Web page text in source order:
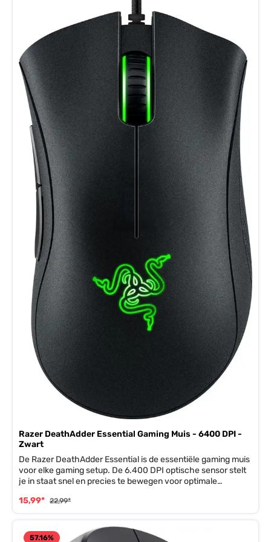
MuisvormNormaal Speciaal voor gamenNee Rechts- of
linkshandigRechtshandig en linkshandig Ergonomisch
ontworpenNee Verbinding VoedingstypeBatterij
Kabellengte0 m Draadloos bereik8 m Stroomvoorziening
Inclusief batterijenJa Aantal benodigde accu's/batterijen2
Accu/batterij codeAAA OplaadbaarNee Knoppen en
scrollwiel ScrollwielJa Horizontaal scrollenNee Aantal
knoppen2 Instelbare knoppenNee GewichtjesNee Sensor
dpi1200 Instelbare dpiNee Verlichting Type
verlichtingZonder verlichting Systeemvereisten Geschikt
voor besturingssysteemWindows SysteemeisenWindows 7,
8, 10, Mac OS 10.3 or later en Chrome OS. Garantie Reparatie
type Carry-in Overige kenmerken Aanbevolen voor
genreGeen gamemuis Aansturing muisOptisch Adres
verantwoordelijke marktdeelnemer in de EUKrijgsman 75,
1186 DR Amstelveen Bediening muisKnoppen Bluetooth Nee
CE markeringZichtbaar DraadloosJa DuimsteunNee E-
mailadres verantwoordelijke marktdeelnemer in de
EUnlstore.postsales@hp.com Fabrieksgarantie termijn 1 jaar
Game platformPC Indicator batterijniveauNee Instelbare
verlichtingNee Naam verantwoordelijke marktdeelnemer in
de EUHP Product breedte10.10 cm Product gewicht0.14 g
Product hoogte0.25 cm Product lengte0.60 cm Stille
muisNee Telefoonnummer verantwoordelijke
marktdeelnemer in de EU1347 721 3400 Uitzonderingen
fabrieksgarantie Schade Verpakking breedte162 mm
Verpakking hoogte58 mm Verpakking lengte188 mm
Verpakkingsgewicht10 g Werkt op glazen ondergrondJa EAN
EAN0190780030578
Razer DeathAdder Essential Gaming Muis - 6400 DPI -
Zwart
De Razer DeathAdder Essential is de essentiële gaming muis
voor elke gaming setup. De 6.400 DPI optische sensor stelt
je in staat snel en precies te bewegen voor optimale
urenlange gamesessies te houden. Daarnaast is de muis
10 miljoen kliks meegaan. Ware 6.400 DPI Optische Sensor
Voor snelle en precieze bewegingen Blijf altijd de controle
15,99* 22,99*
57.16%